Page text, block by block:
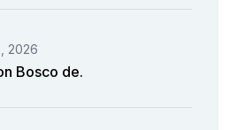
2026
Bosco de.